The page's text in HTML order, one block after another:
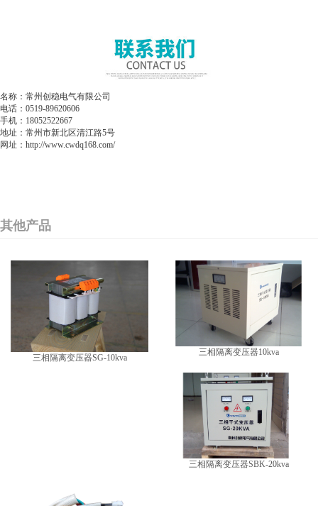
名称：常州创稳电气有限公司
电话：0519-89620606
手机：18052522667
地址：常州市新北区清江路5号
网址：http://www.cwdq168.com/
其他产品
三相隔离变压器SG-10kva
三相隔离变压器10kva
三相隔离变压器SBK-20kva